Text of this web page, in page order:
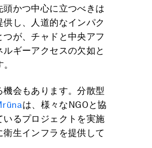
かつ中心に立つべきは
し、人道的なインパク
が、チャドと中央アフ
ギーアクセスの欠如と
会もあります。分散型
は、様々なNGOと協
るプロジェクトを実施
生インフラを提供して